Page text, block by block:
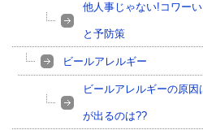
他人事じゃない!コワー
と予防策
ビールアレルギー
ビールアレルギーの原
が出るのは??